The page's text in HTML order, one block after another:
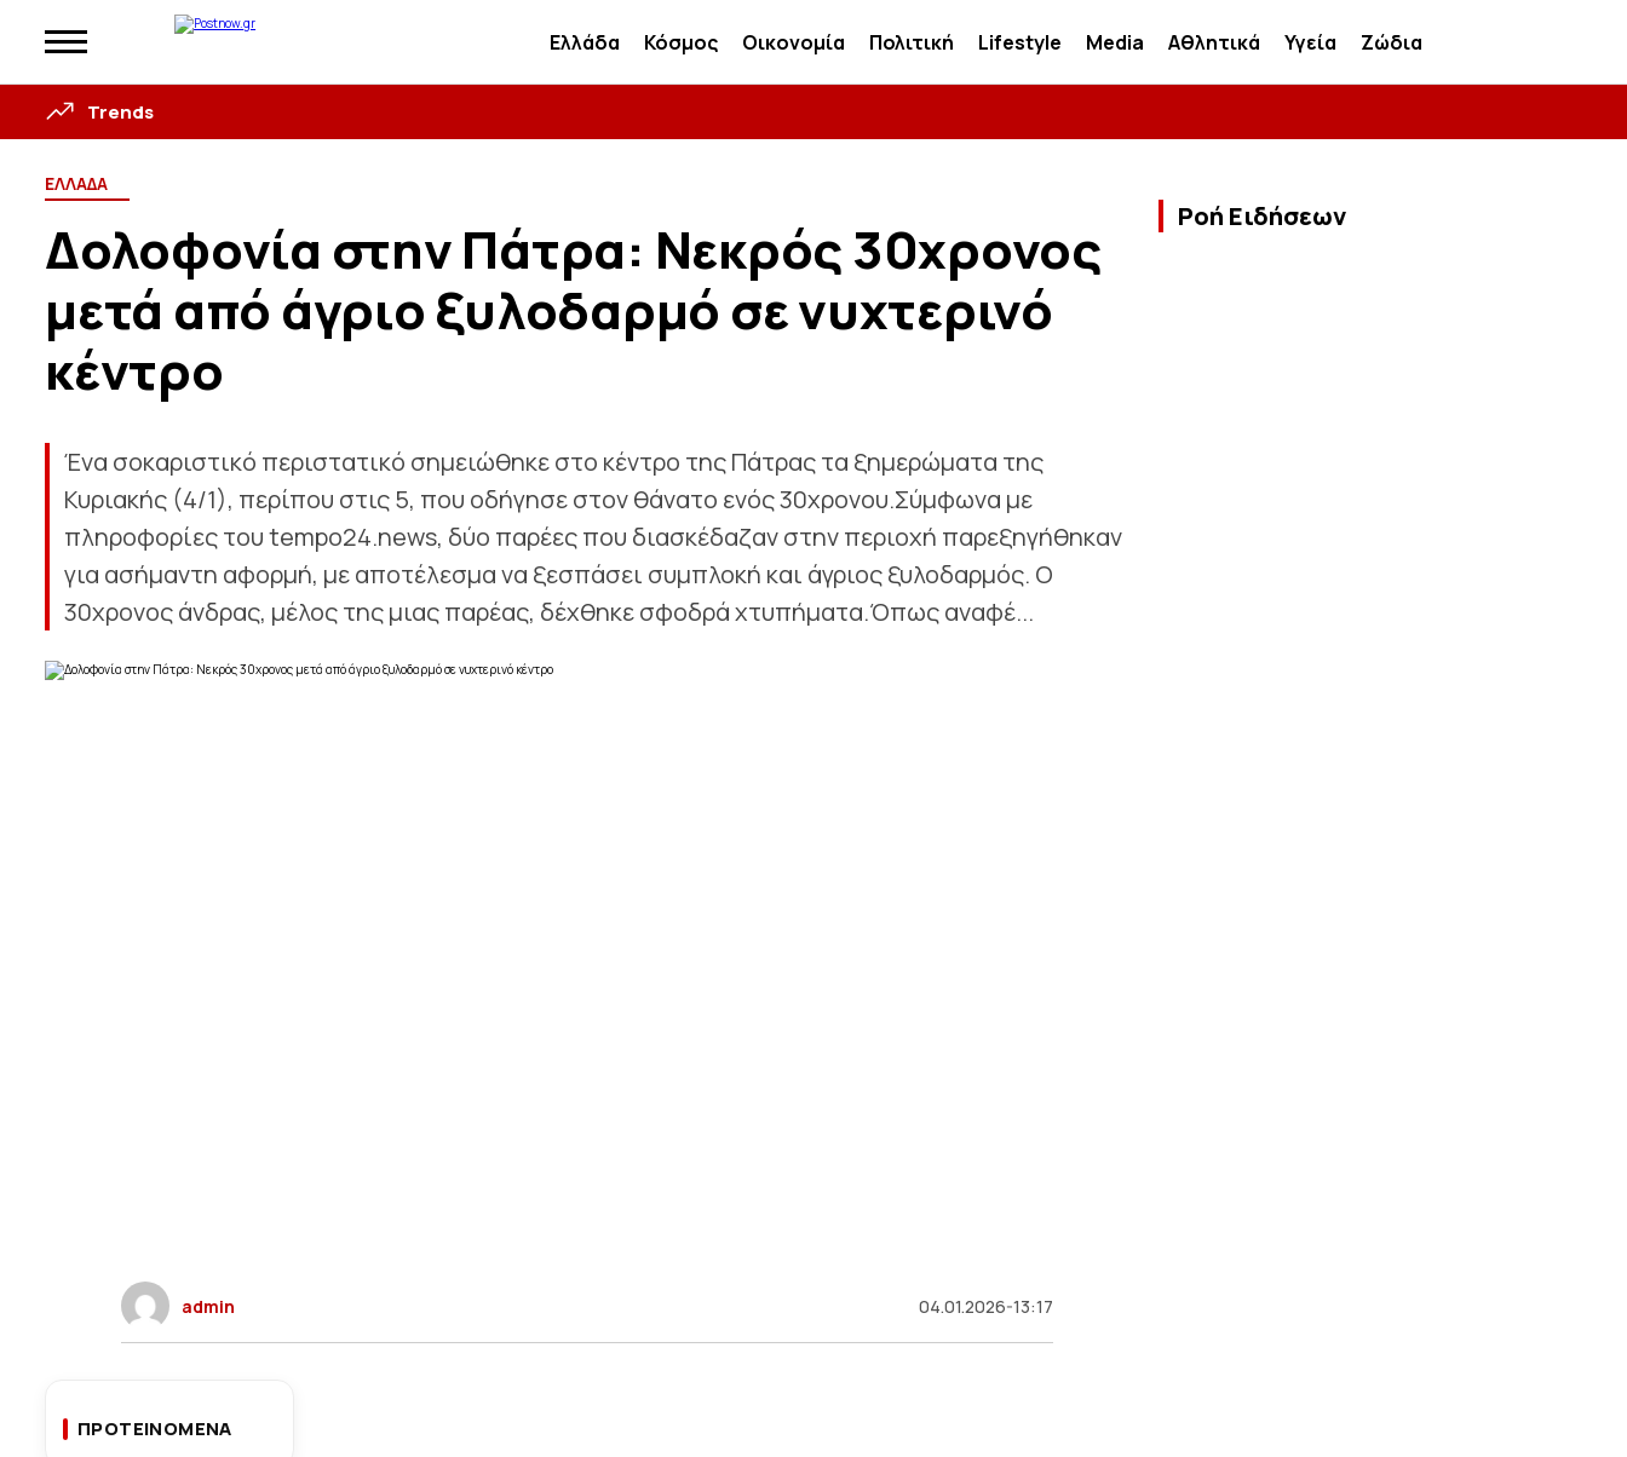
Ελλάδα Κόσμος Οικονομία Πολιτική Lifestyle Media Αθλητικά Υγεία Ζώδια
Trends
ΕΛΛΑΔΑ
Δολοφονία στην Πάτρα: Νεκρός 30χρονος
μετά από άγριο ξυλοδαρμό σε νυχτερινό
κέντρο
Ένα σοκαριστικό περιστατικό σημειώθηκε στο κέντρο της Πάτρας τα ξημερώματα της
Κυριακής (4/1), περίπου στις 5, που οδήγησε στον θάνατο ενός 30χρονου.Σύμφωνα με
πληροφορίες του tempo24.news, δύο παρέες που διασκέδαζαν στην περιοχή παρεξηγήθηκαν
για ασήμαντη αφορμή, με αποτέλεσμα να ξεσπάσει συμπλοκή και άγριος ξυλοδαρμός. Ο
30χρονος άνδρας, μέλος της μιας παρέας, δέχθηκε σφοδρά χτυπήματα.Όπως αναφέ...
admin 04.01.2026-13:17
ΠΡΟΤΕΙΝΟΜΕΝΑ
Ροή Ειδήσεων